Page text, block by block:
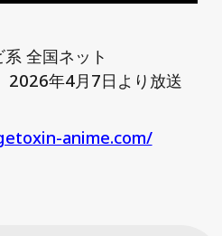
全国ネット
2026年4月7日より放送
anime.com/